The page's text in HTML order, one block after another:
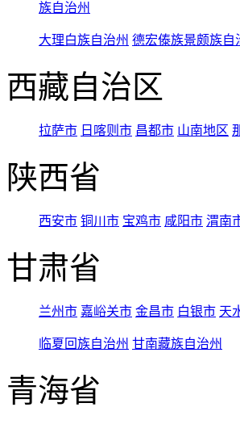
族自治州
大理白族自治州 德宏傣族景颇族自
西藏自治区
拉萨市 日喀则市 昌都市 山南地区
陕西省
西安市 铜川市 宝鸡市 咸阳市 渭南
甘肃省
兰州市 嘉峪关市 金昌市 白银市 天
临夏回族自治州 甘南藏族自治州
青海省